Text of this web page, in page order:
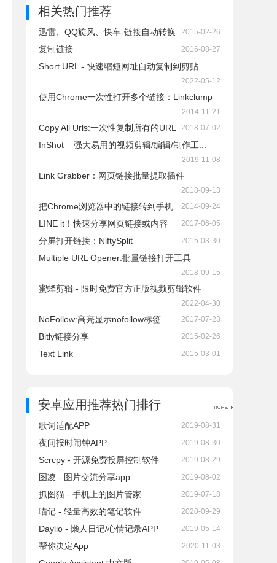
相关热门推荐
迅雷、QQ旋风、快车-链接自动转换 2015-02-26
复制链接 2016-08-27
Short URL - 快速缩短网址自动复制到剪贴...
2022-05-12
使用Chrome一次性打开多个链接：Linkclump
2014-11-21
Copy All Urls:一次性复制所有的URL 2018-07-02
InShot – 强大易用的视频剪辑/编辑/制作工...
2019-11-08
Link Grabber：网页链接批量提取插件
2018-09-13
把Chrome浏览器中的链接转到手机 2014-09-24
LINE it！快速分享网页链接或内容 2017-06-05
分屏打开链接：NiftySplit 2015-03-30
Multiple URL Opener:批量链接打开工具
2018-09-15
蜜蜂剪辑 - 限时免费官方正版视频剪辑软件
2022-04-30
NoFollow:高亮显示nofollow标签 2017-07-23
Bitly链接分享 2015-02-26
Text Link 2015-03-01
安卓应用推荐热门排行
歌词适配APP 2019-08-31
夜间报时闹钟APP 2019-08-30
Scrcpy - 开源免费投屏控制软件 2019-08-29
图凌 - 图片交流分享app 2019-08-02
抓图猫 - 手机上的图片管家 2019-07-18
喵记 - 轻量高效的笔记软件 2020-09-29
Daylio - 懒人日记/心情记录APP 2019-05-14
帮你决定App 2020-11-03